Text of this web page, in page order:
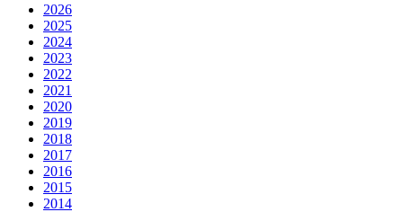
2026
2025
2024
2023
2022
2021
2020
2019
2018
2017
2016
2015
2014